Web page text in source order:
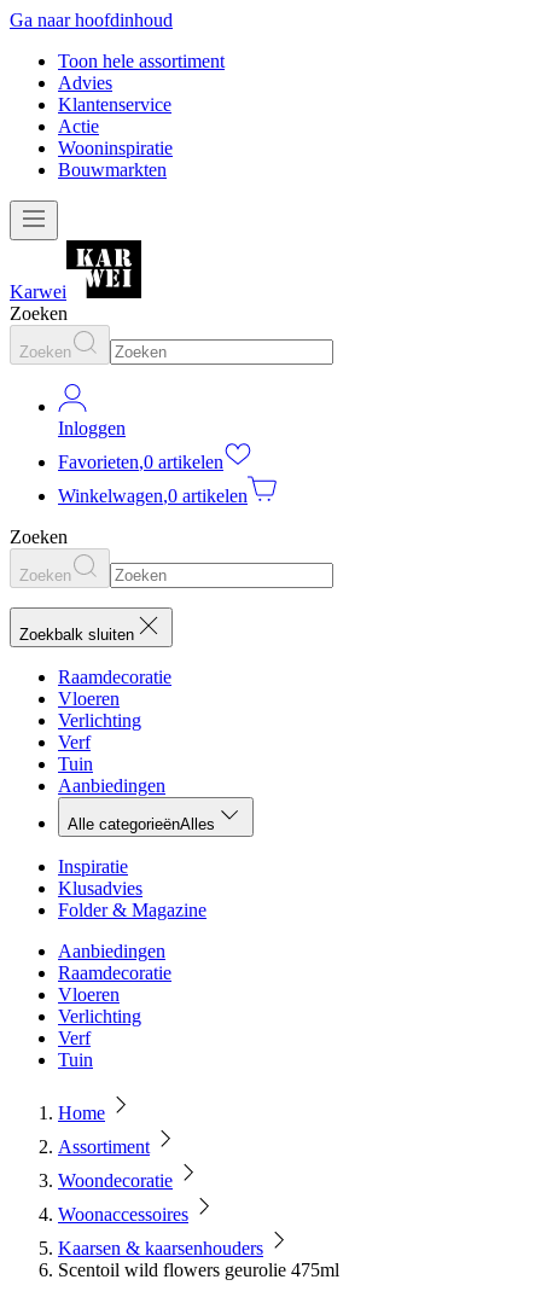
Ga naar hoofdinhoud
Toon hele assortiment
Advies
Klantenservice
Actie
Wooninspiratie
Bouwmarkten
Karwei
Zoeken
Zoeken
Inloggen
Favorieten,0 artikelen
Winkelwagen,0 artikelen
Zoeken
Zoeken
Zoekbalk sluiten
Raamdecoratie
Vloeren
Verlichting
Verf
Tuin
Aanbiedingen
Alle categorieënAlles
Inspiratie
Klusadvies
Folder & Magazine
Aanbiedingen
Raamdecoratie
Vloeren
Verlichting
Verf
Tuin
Home
Assortiment
Woondecoratie
Woonaccessoires
Kaarsen & kaarsenhouders
Scentoil wild flowers geurolie 475ml